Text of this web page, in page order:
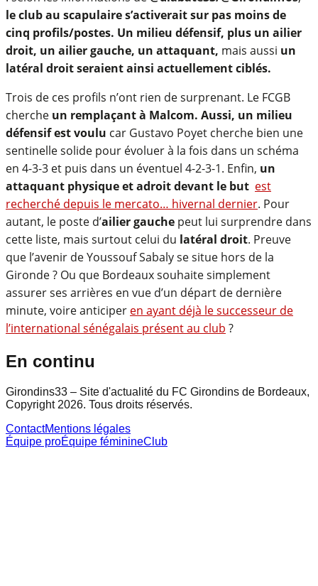
le club au scapulaire s’activerait sur pas moins de
cinq profils/postes. Un milieu défensif, plus un ailier
droit, un ailier gauche, un attaquant, mais aussi un
latéral droit seraient ainsi actuellement ciblés.
Trois de ces profils n’ont rien de surprenant. Le FCGB
cherche un remplaçant à Malcom. Aussi, un milieu
défensif est voulu car Gustavo Poyet cherche bien une
sentinelle solide pour évoluer à la fois dans un schéma
en 4-3-3 et puis dans un éventuel 4-2-3-1. Enfin, un
attaquant physique et adroit devant le but est
recherché depuis le mercato… hivernal dernier. Pour
autant, le poste d’ailier gauche peut lui surprendre dans
cette liste, mais surtout celui du latéral droit. Preuve
que l’avenir de Youssouf Sabaly se situe hors de la
Gironde ? Ou que Bordeaux souhaite simplement
assurer ses arrières en vue d’un départ de dernière
minute, voire anticiper en ayant déjà le successeur de
l’international sénégalais présent au club ?
En continu
Girondins33 – Site d'actualité du FC Girondins de Bordeaux,
Copyright 2026. Tous droits réservés.
ContactMentions légales
Équipe proÉquipe féminineClub